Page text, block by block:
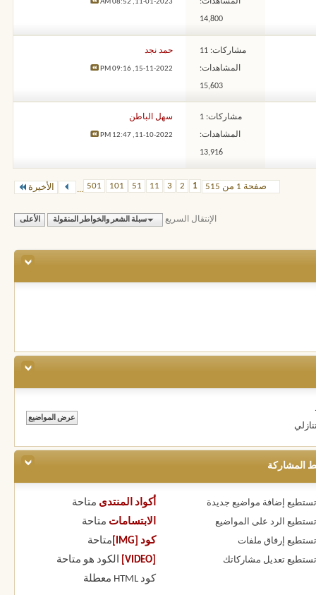
14,800
11-01-2023,
08:52 AM
مشاركات: 11
المشاهدات:
15,603
حمد نجد
15-11-2022,
09:16 PM
مشاركات: 1
المشاهدات:
13,916
سهل الباطن
11-10-2022,
12:47 PM
صفحة 1 من 515 1
2
3
11
51
101
501
... الأخيرة
الإنتقال السريع سبلة الشعر والخواطر المنقولة الأعلى
المشاركة
تستطيع إضافة مواضيع جديدة
تستطيع الرد على المواضيع
تستطيع إرفاق ملفات
تستطيع تعديل مشاركاتك
أكواد المنتدى متاحة
الابتسامات متاحة
كود [IMG]
متاحة
الكود هو متاحة
كود HTML
معطلة